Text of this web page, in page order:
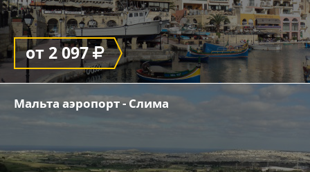
от 2 097
Мальта аэропорт - Слима